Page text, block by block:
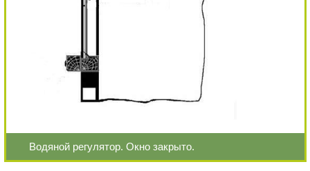
Водяной регулятор. Окно закрыто.